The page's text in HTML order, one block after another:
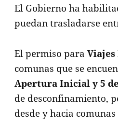
El Gobierno ha
puedan trasladarse
El permiso para
comunas que se
Apertura Inicial y 5
de desconfinamiento,
desde y hacia